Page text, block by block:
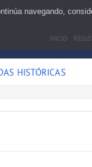
INICIO
HISTÓRICAS
navegando,